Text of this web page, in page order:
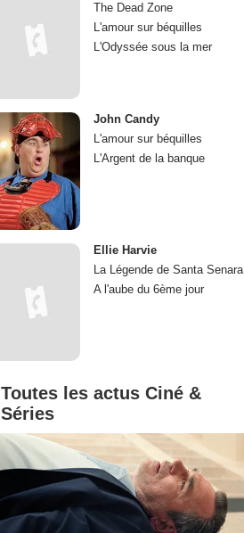
The Dead Zone
L'amour sur béquilles
L'Odyssée sous la mer
John Candy
L'amour sur béquilles
L'Argent de la banque
Ellie Harvie
La Légende de Santa Senara
A l'aube du 6ème jour
Toutes les actus Ciné &
Séries